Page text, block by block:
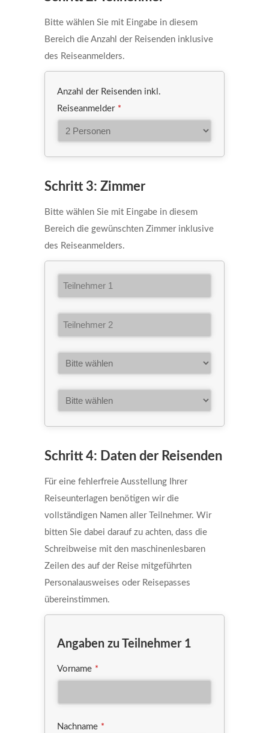
Number
*
Bitte wählen Sie mit Eingabe in diesem
Bereich die Anzahl der Reisenden inklusive
des Reiseanmelders.
Anzahl der Reisenden inkl.
Reiseanmelder *
Schritt 3: Zimmer
Bitte wählen Sie mit Eingabe in diesem
Bereich die gewünschten Zimmer inklusive
des Reiseanmelders.
Schritt 4: Daten der Reisenden
Für eine fehlerfreie Ausstellung Ihrer
Reiseunterlagen benötigen wir die
vollständigen Namen aller Teilnehmer. Wir
bitten Sie dabei darauf zu achten, dass die
Schreibweise mit den maschinenlesbaren
Zeilen des auf der Reise mitgeführten
Personalausweises oder Reisepasses
übereinstimmen.
Angaben zu Teilnehmer 1
Vorname *
Nachname *